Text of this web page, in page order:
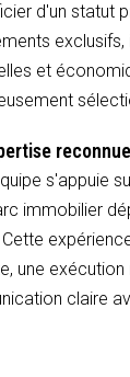
d'un statut
et
reconnue
s'appuie
immobilier
une
claire